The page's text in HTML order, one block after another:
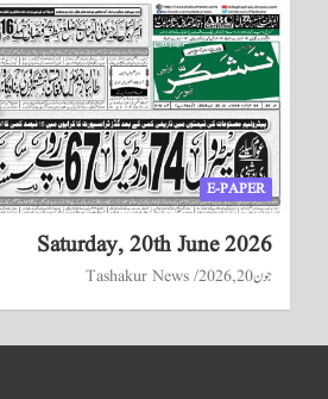
E-PAPER
Saturday, 20th June 2026
جون 20, 2026 Tashakur News